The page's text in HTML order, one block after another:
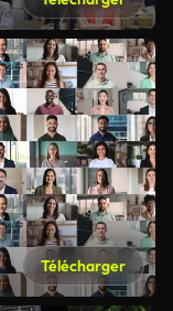
Télécharger